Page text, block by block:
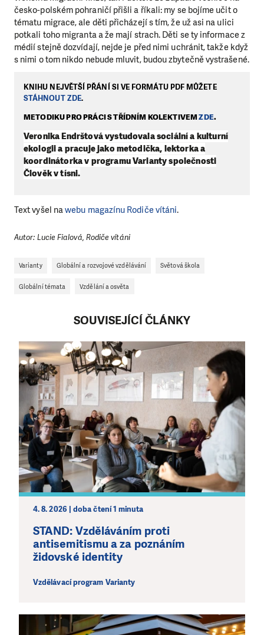
česko-polském pohraničí přišli a říkali: my se bojíme učit o
tématu migrace, ale děti přicházejí s tím, že už asi na ulici
potkali toho migranta a že mají strach. Děti se ty informace z
médií stejně dozvídají, nejde je před nimi uchránit, takže když
s nimi o tom nikdo nebude mluvit, budou zbytečně vystrašené.
KNIHU NEJVĚTŠÍ PŘÁNÍ SI VE FORMÁTU PDF MŮŽETE
STÁHNOUT ZDE.
METODIKU PRO PRÁCI S TŘÍDNÍM KOLEKTIVEMZDE.
Veronika Endrštová vystudovala sociální a kulturní
ekologii a pracuje jako metodička, lektorka a
koordinátorka v programu Varianty společnosti
Člověk v tísni.
Text vyšel nawebu magazínu Rodiče vítáni.
Autor: Lucie Fialová, Rodiče vítáni
Varianty Globální a rozvojové vzdělávání Světová škola
Globální témata Vzdělání a osvěta
SOUVISEJÍCÍ ČLÁNKY
4. 8. 2026 | doba čtení 1 minuta
STAND: Vzděláváním proti
antisemitismu a za poznáním
židovské identity
Vzdělávací program Varianty
LÍBÍ SE VÁM, CO DĚLÁME?
PODPOŘTE NÁS!
Abychom mohli pomáhat smysluplně, neobejdeme se
bez Vaší podpory. Ať už se nám rozhodnete pomoci
jedním darem nebo se stanete pravidelným dárcem
kde je to nejvíce potřeba.
DAROVAT